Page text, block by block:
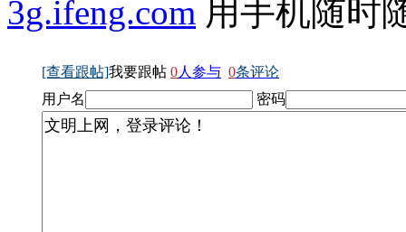
3g.ifeng.com 用手机随时
[查看跟帖]我要跟帖 0人参与 0条评论
用户名
密码